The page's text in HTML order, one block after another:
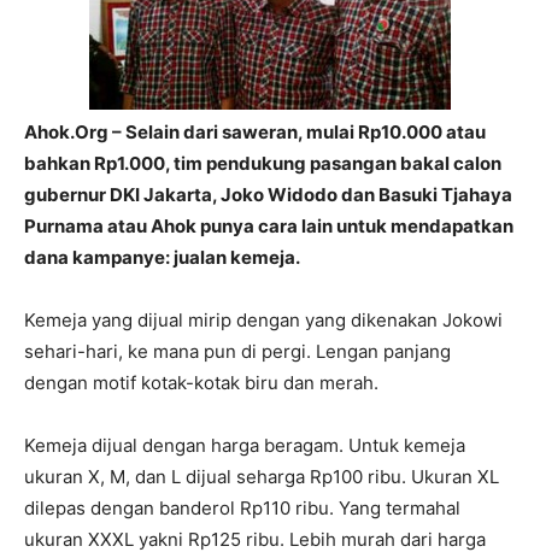
Ahok.Org – Selain dari saweran, mulai Rp10.000 atau
bahkan Rp1.000, tim pendukung pasangan bakal calon
gubernur DKI Jakarta, Joko Widodo dan Basuki Tjahaya
Purnama atau Ahok punya cara lain untuk mendapatkan
dana kampanye: jualan kemeja.
Kemeja yang dijual mirip dengan yang dikenakan Jokowi
sehari-hari, ke mana pun di pergi. Lengan panjang
dengan motif kotak-kotak biru dan merah.
Kemeja dijual dengan harga beragam. Untuk kemeja
ukuran X, M, dan L dijual seharga Rp100 ribu. Ukuran XL
dilepas dengan banderol Rp110 ribu. Yang termahal
ukuran XXXL yakni Rp125 ribu. Lebih murah dari harga